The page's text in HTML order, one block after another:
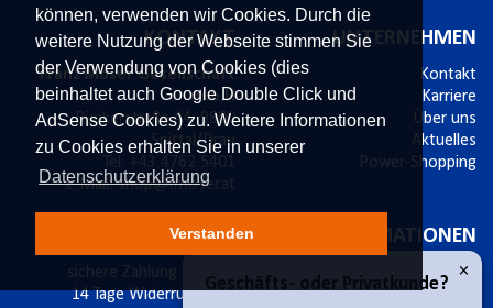
können, verwenden wir Cookies. Durch die
weitere Nutzung der Webseite stimmen Sie
der Verwendung von Cookies (dies
beinhaltet auch Google Double Click und
AdSense Cookies) zu. Weitere Informationen
zu Cookies erhalten Sie in unserer
Datenschutzerklärung
Verstanden
KONTAKT
Franz Moser Gesellschaft
m.b.H
Bünkerstraße 44,9800
Spittal/Drau
Tel.
+43 4762 5401
E-Mail: shop@fmoser.at
UNTERNEHMEN
Kontakt
Karriere
Über uns
Aktuelles
Power-Shopping
SICHER EINKAUFEN
sichere Zahlung mit SSL
14 Tage Widerrufsrecht
INFORMATIONEN
Bestellablauf
Versand & Widerruf
×
Geschäfts- oder Privatkunde?